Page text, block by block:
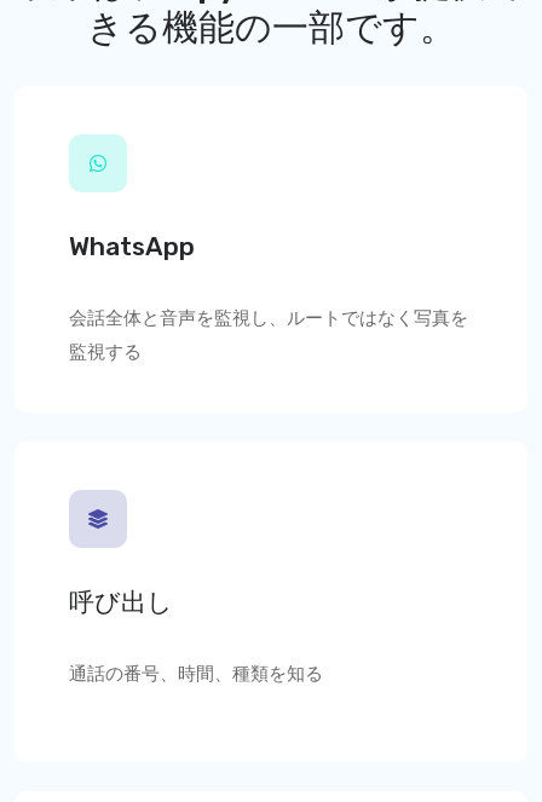
きる機能の一部です。
WhatsApp
会話全体と音声を監視し、ルートではなく写真を
監視する
呼び出し
通話の番号、時間、種類を知る